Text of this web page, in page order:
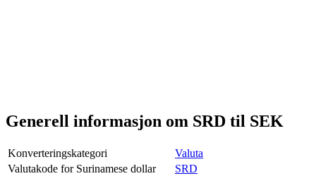
Generell informasjon om SRD til SEK
Konverteringskategori
Valuta
Valutakode for Surinamese dollar
SRD